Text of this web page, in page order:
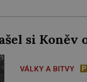
by ale rádi do
[…]
si Koněv
VÁLKY A BITVY